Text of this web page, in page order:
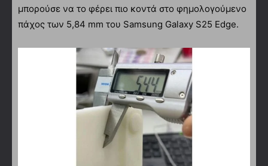
μπορούσε να το φέρει πιο κοντά στο φημολογούμενο
πάχος των 5,84 mm του Samsung Galaxy S25 Edge.